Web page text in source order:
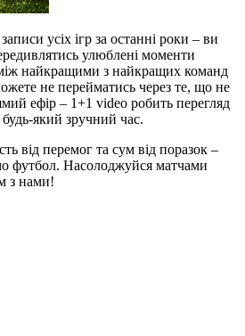
усіх ігр за останні роки – ви
улюблені моменти
найкращими з найкращих команд
не перейматись через те, що не
ефір – 1+1 video робить перегляд
який зручний час.
від перемог та сум від поразок –
футбол. Насолоджуйся матчами
з нами!